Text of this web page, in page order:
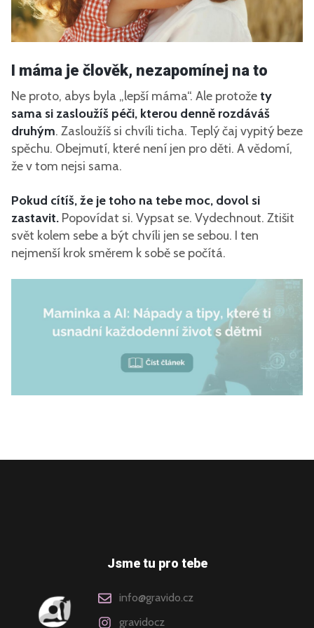
I máma je člověk, nezapomínej na to
Ne proto, abys byla „lepší máma“. Ale protožety
sama si zasloužíš péči, kterou denně rozdáváš
druhým. Zasloužíš si chvíli ticha. Teplý čaj vypitý beze
spěchu. Obejmutí, které není jen pro děti. A vědomí,
že v tom nejsi sama.
Pokud cítíš, že je toho na tebe moc, dovol si
zastavit. Popovídat si. Vypsat se. Vydechnout. Ztišit
svět kolem sebe a být chvíli jen se sebou. I ten
nejmenší krok směrem k sobě se počítá.
Jsme tu pro tebe
info@gravido.cz
gravidocz